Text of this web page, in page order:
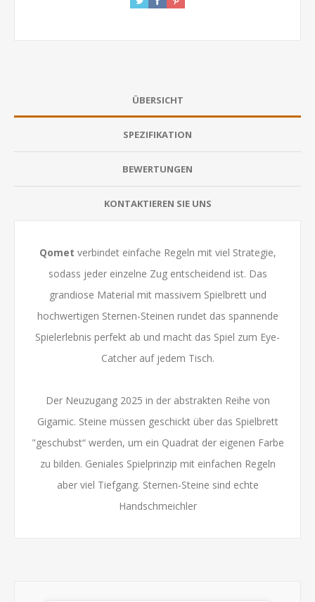
ÜBERSICHT
SPEZIFIKATION
BEWERTUNGEN
KONTAKTIEREN SIE UNS
Qomet verbindet einfache Regeln mit viel Strategie,
sodass jeder einzelne Zug entscheidend ist. Das
grandiose Material mit massivem Spielbrett und
hochwertigen Sternen-Steinen rundet das spannende
Spielerlebnis perfekt ab und macht das Spiel zum Eye-
Catcher auf jedem Tisch.
Der Neuzugang 2025 in der abstrakten Reihe von
Gigamic. Steine müssen geschickt über das Spielbrett
"geschubst“ werden, um ein Quadrat der eigenen Farbe
zu bilden. Geniales Spielprinzip mit einfachen Regeln
aber viel Tiefgang. Sternen-Steine sind echte
Handschmeichler